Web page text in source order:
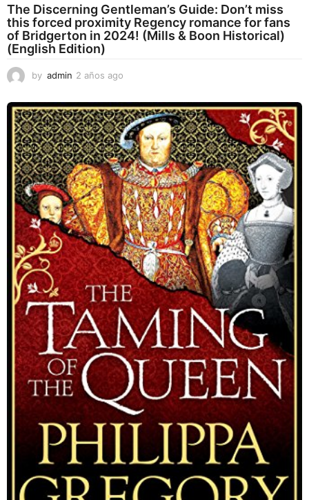
The Discerning Gentleman’s Guide: Don’t miss
this forced proximity Regency romance for fans
of Bridgerton in 2024! (Mills & Boon Historical)
(English Edition)
by admin 2 años ago
ñ
o
s
a
g
o